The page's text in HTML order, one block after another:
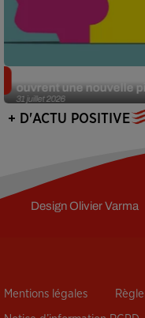
31 juillet 2026
ouvrent une nouvelle
+ D'ACTU POSITIVE
DesignOlivier Varma
Mentions légales